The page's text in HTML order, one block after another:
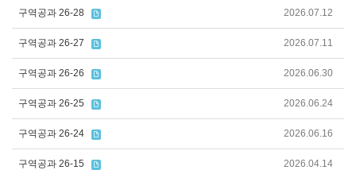
구역공과 26-28 2026.07.12
구역공과 26-27 2026.07.11
구역공과 26-26 2026.06.30
구역공과 26-25 2026.06.24
구역공과 26-24 2026.06.16
구역공과 26-15 2026.04.14